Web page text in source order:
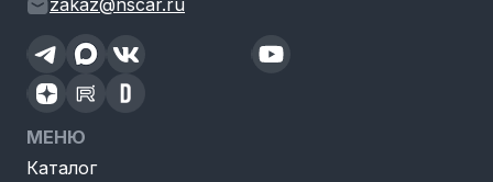
zakaz@nscar.ru
МЕНЮ
Каталог